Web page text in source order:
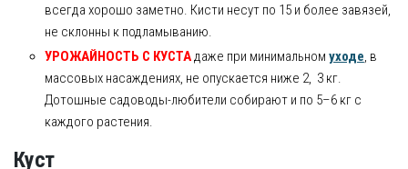
всегда хорошо заметно. Кисти несут по 15 и более завязей,
не склонны к подламыванию.
УРОЖАЙНОСТЬ С КУСТАдаже при минимальном уходе, в
массовых насаждениях, не опускается ниже 2, 3 кг.
Дотошные садоводы-любители собирают и по 5–6 кг с
каждого растения.
Куст